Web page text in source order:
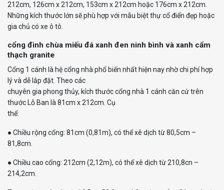
Cột đồng trụ, tính
theo chiều rộng bề
mặt cột và chiều cao
hoàn thiện
45 x 45
45.000.000đ
x 565
–
Cột đá rồng tính theo
đường kính cột và
30 x
212cm, 126cm x 212cm, 153cm x 212cm hoặc 176cm x 212cm.
Những kích thước lớn sẽ phù hợp với mẫu biệt thự cổ điển đẹp hoặc
gia chủ có xe ô tô.
cổng đình chùa miếu đá xanh đen ninh bình và xanh cẩm
thạch granite
Cổng 1 cánh là hệ cổng nhà phổ biến nhất hiện nay nhờ chi phí hợp
lý và dễ lắp đặt. Theo các
chuyên gia phong thủy, kích thước cổng nhà 1 cánh căn cứ trên
thước Lỗ Ban là 81cm x 212cm. Cụ
thể:
● Chiều rộng cổng: 81cm (0,81m), có thể xê dịch từ 80,5cm –
81,8cm.
● Chiều cao cổng: 212cm (2,12m), có thể xê dịch từ 210,8cn –
214,2cm.